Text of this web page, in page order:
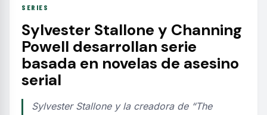
SERIES
Sylvester Stallone y Channing
Powell desarrollan serie
basada en novelas de asesino
serial
Sylvester Stallone y la creadora de “The